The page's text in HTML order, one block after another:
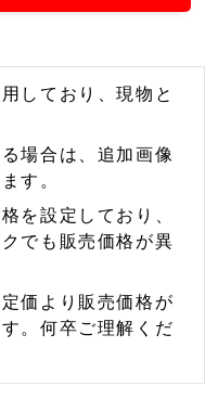
しており、現物と
場合は、追加画像
す。
を設定しており、
でも販売価格が異
価より販売価格が
。何卒ご理解くだ